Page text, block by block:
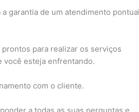
garantia de um atendimento
para realizar os serviços
você esteja enfrentando.
com o cliente.